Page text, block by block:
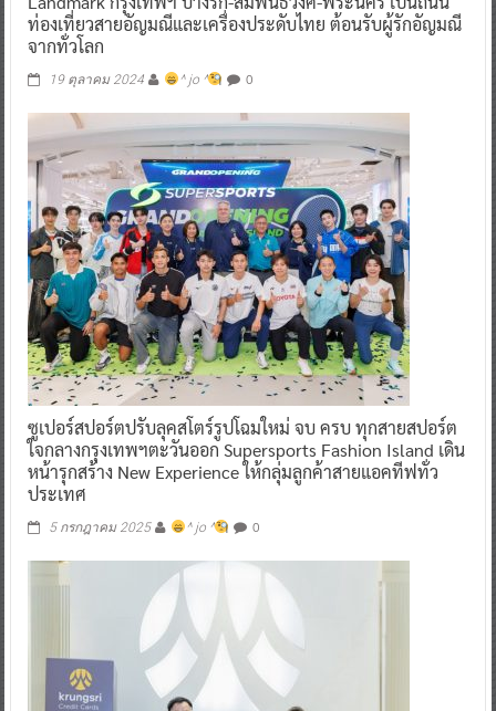
ท่องเที่ยวสายอัญมณีและเครื่องประดับไทย ต้อนรับผู้รักอัญมณี
จากทั่วโลก
19 ตุลาคม 2024 ^ jo ^ 0
ซูเปอร์สปอร์ตปรับลุคสโตร์รูปโฉมใหม่ จบ ครบ ทุกสายสปอร์ต
ใจกลางกรุงเทพฯตะวันออก Supersports Fashion Island เดิน
หน้ารุกสร้าง New Experience ให้กลุ่มลูกค้าสายแอคทีฟทั่ว
ประเทศ
5 กรกฎาคม 2025 ^ jo ^ 0